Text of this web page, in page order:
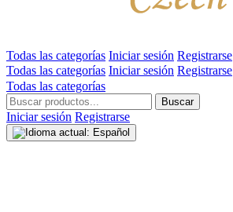
Todas las categorías Iniciar sesión Registrarse
Todas las categorías Iniciar sesión Registrarse
Todas las categorías
Buscar
Iniciar sesión Registrarse